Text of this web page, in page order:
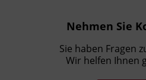
Nehmen Sie
Sie haben Fragen
Wir helfen Ihnen